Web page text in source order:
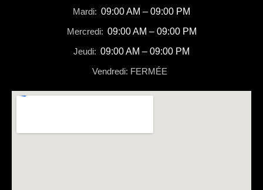
Mardi: 09:00 AM – 09:00 PM
Mercredi: 09:00 AM – 09:00 PM
Jeudi: 09:00 AM – 09:00 PM
Vendredi: FERMÉE